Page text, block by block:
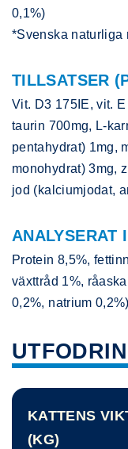
0,1%)
*Svenska naturliga
TILLSATSER
Vit. D3 175IE, vit.
taurin 700mg, L-
pentahydrat) 1mg,
monohydrat) 3mg,
jod (kalciumjodat,
ANALYSERAT
Protein 8,5%,
växttråd 1%,
0,2%, natrium
KATTENS
(KG)